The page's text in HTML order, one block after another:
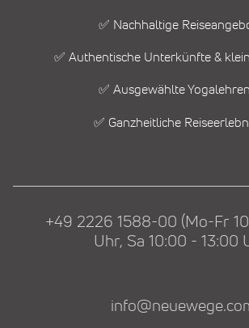
✅ Nachhaltige
✅ Authentische Unterkünfte &
✅ Ausgewählte
✅ Ganzheitliche
+49 2226 1588-00 (Mo-Fr
Uhr, Sa 10:00 - 13:00